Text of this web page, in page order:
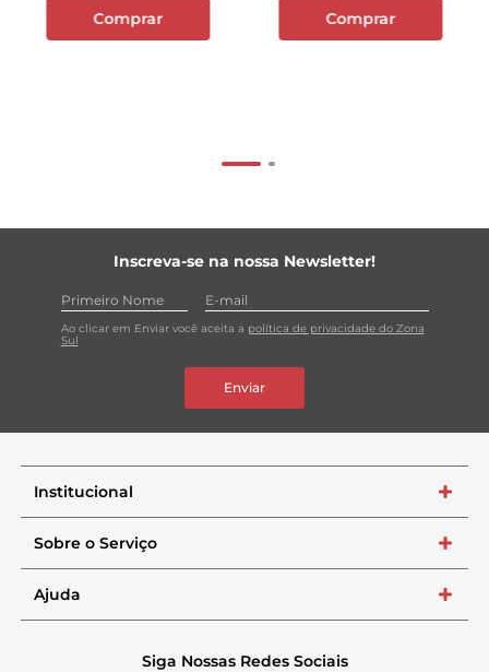
Comprar Comprar
Inscreva-se na nossa Newsletter!
Ao clicar em Enviar você aceita a política de privacidade do Zona
Sul
Enviar
Institucional +
Sobre o Serviço +
Ajuda +
Siga Nossas Redes Sociais